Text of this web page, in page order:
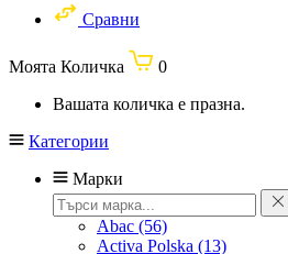
Сравни
Моята Количка
0
Вашата количка е празна.
Категории
Марки
Abac (56)
Activa Polska (13)